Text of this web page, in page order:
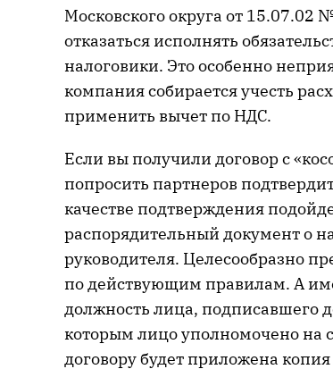
Московского округа от
отказаться исполнять
налоговики. Это особенно
компания собирается учесть
применить вычет по НДС.
Если вы получили договор с
попросить партнеров
качестве подтверждения
распорядительный документ о
руководителя. Целесообразно
по действующим правилам. А
должность лица, подписавшего
которым лицо уполномочено на
договору будет приложена